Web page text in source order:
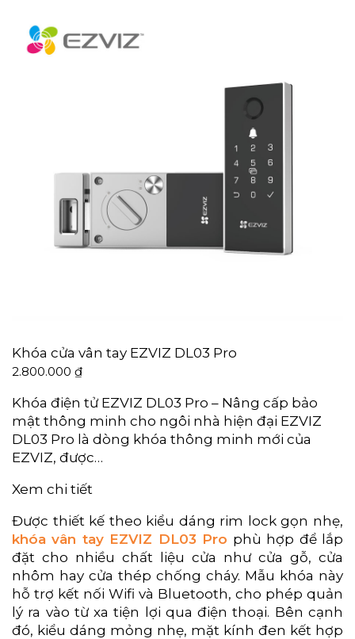
Khóa cửa vân tay EZVIZ DL03 Pro
2.800.000 ₫
Khóa điện tử EZVIZ DL03 Pro – Nâng cấp bảo
mật thông minh cho ngôi nhà hiện đại EZVIZ
DL03 Pro là dòng khóa thông minh mới của
EZVIZ, được…
Xem chi tiết
Được thiết kế theo kiểu dáng rim lock gọn nhẹ,
khóa vân tay EZVIZ DL03 Pro phù hợp để lắp
đặt cho nhiều chất liệu cửa như cửa gỗ, cửa
nhôm hay cửa thép chống cháy. Mẫu khóa này
hỗ trợ kết nối Wifi và Bluetooth, cho phép quản
lý ra vào từ xa tiện lợi qua điện thoại. Bên cạnh
đó, kiểu dáng mỏng nhẹ, mặt kính đen kết hợp